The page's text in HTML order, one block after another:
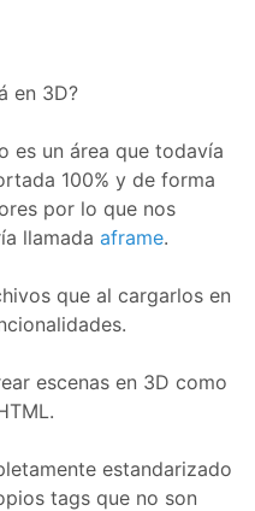
en 3D?
es un área que todavía
100% y de forma
por lo que nos
llamada aframe.
que al cargarlos en
escenas en 3D como
estandarizado
tags que no son